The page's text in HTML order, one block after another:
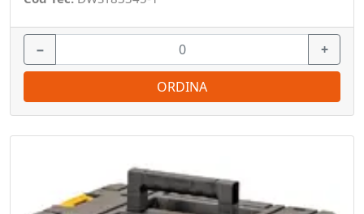
− +
ORDINA